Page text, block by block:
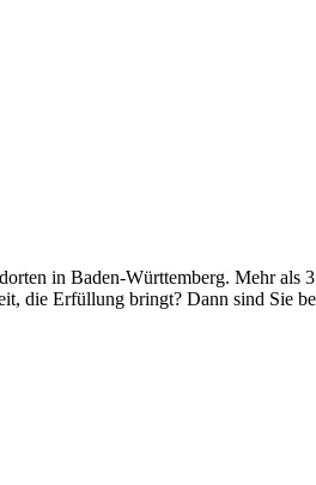
in Baden-Württemberg. Mehr als
die Erfüllung bringt? Dann sind Sie